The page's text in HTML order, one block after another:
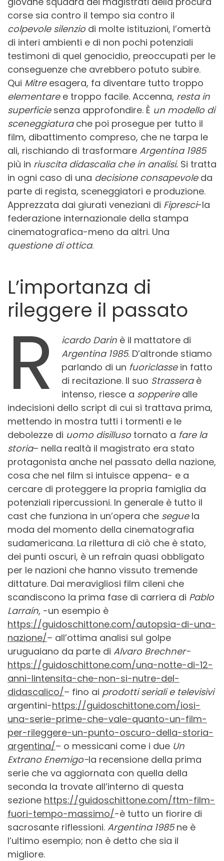
corse sia contro il tempo sia contro il
colpevole silenziodi molte istituzioni, l’omertà
di interi ambienti e di non pochi potenziali
testimoni di quel genocidio, preoccupati per le
conseguenze che avrebbero potuto subire.
Qui Mitreesagera, fa diventare tutto troppo
elementare e troppo facile. Accenna, resta in
superficiesenza approfondire. È un modello di
sceneggiaturache poi prosegue per tutto il
film, dibattimento compreso, che ne tarpa le
ali, rischiando di trasformare Argentina 1985
più in riuscita didascalia che in analisi. Si tratta
in ogni caso di una decisione consapevole da
parte di regista, sceneggiatori e produzione.
Apprezzata dai giurati veneziani di Fipresci-la
federazione internazionale della stampa
cinematografica-meno da altri. Una
questione di ottica.
L’importanza di
rileggere il passato
R icardo Darin è il mattatore di
Argentina 1985. D’altronde stiamo
parlando di un fuoriclassein fatto
di recitazione. Il suo Strasseraè
intenso, riesce a sopperirealle
indecisioni dello script di cui si trattava prima,
mettendo in mostra tutti i tormenti e le
debolezze di uomo disillusotornato a fare la
storia– nella realtà il magistrato era stato
protagonista anche nel passato della nazione,
cosa che nel film si intuisce appena- e a
cercare di proteggere la propria famiglia da
potenziali ripercussioni. In generale è tutto il
cast che funziona in un’opera che seguela
moda del momento della cinematografia
sudamericana. La rilettura di ciò che è stato,
dei punti oscuri, è un refrain quasi obbligato
per le nazioni che hanno vissuto tremende
dittature. Dai meravigliosi film cileni che
scandiscono la prima fase di carriera di Pablo
Larraín, -un esempio è
https://guidoschittone.com/autopsia-di-una-
nazione/– all’ottima analisi sul golpe
uruguaiano da parte di Alvaro Brechner-
https://guidoschittone.com/una-notte-di-12-
anni-lintensita-che-non-si-nutre-del-
didascalico/– fino ai prodotti seriali e televisivi
argentini-https://guidoschittone.com/iosi-
una-serie-prime-che-vale-quanto-un-film-
per-rileggere-un-punto-oscuro-della-storia-
argentina/– o messicani come i due Un
Extrano Enemigo-la recensione della prima
serie che va aggiornata con quella della
seconda la trovate all’interno di questa
sezione https://guidoschittone.com/ftm-film-
fuori-tempo-massimo/-è tutto un fiorire di
sacrosante riflessioni. Argentina 1985ne è
l’ultimo esempio; non è detto che sia il
migliore.